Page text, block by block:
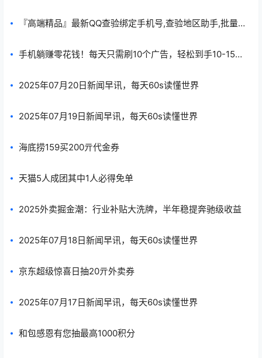
『高端精品』最新QQ查验绑定手机号,查验地区助手,批量
手机躺赚零花钱！每天只需刷10个广告，轻松到手10-15
做，马上开赚！
2025年07月20日新闻早讯，每天60s读懂世界
2025年07月19日新闻早讯，每天60s读懂世界
海底捞159买200亓代金券
天猫5人成团其中1人必得免单
2025外卖掘金潮：行业补贴大洗牌，半年稳提奔驰级收益
2025年07月18日新闻早讯，每天60s读懂世界
京东超级惊喜日抽20亓外卖券
2025年07月17日新闻早讯，每天60s读懂世界
和包感恩有您抽最高1000积分